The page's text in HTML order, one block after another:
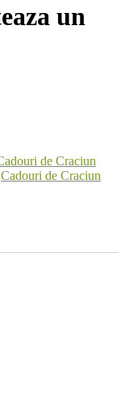
un
de Craciun
Cadouri de Craciun